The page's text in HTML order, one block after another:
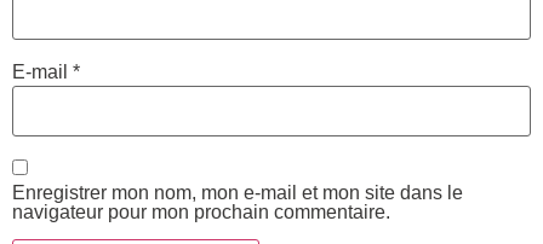
E-mail *
Enregistrer mon nom, mon e-mail et mon site dans le
navigateur pour mon prochain commentaire.